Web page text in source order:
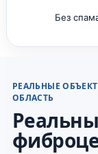
Без
РЕАЛЬНЫЕ
ОБЛАСТЬ